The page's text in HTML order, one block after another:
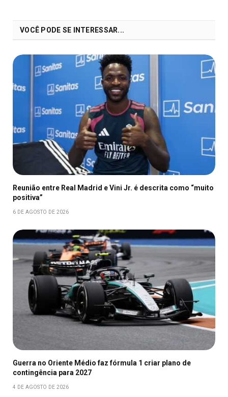
VOCÊ PODE SE INTERESSAR...
Reunião entre Real Madrid e Vini Jr. é descrita como “muito
positiva”
6 DE AGOSTO DE 2026
Guerra no Oriente Médio faz fórmula 1 criar plano de
contingência para 2027
4 DE AGOSTO DE 2026